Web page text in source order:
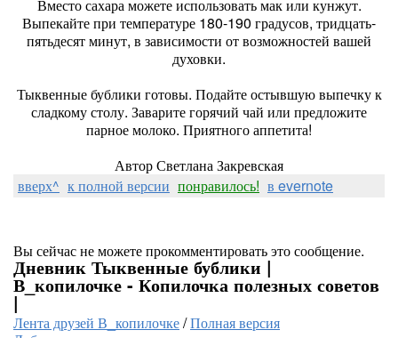
Вместо сахара можете использовать мак или кунжут.
Выпекайте при температуре 180-190 градусов, тридцать-
пятьдесят минут, в зависимости от возможностей вашей
духовки.
Тыквенные бублики готовы. Подайте остывшую выпечку к
сладкому столу. Заварите горячий чай или предложите
парное молоко. Приятного аппетита!
Автор Светлана Закревская
вверх^ к полной версии понравилось! в evernote
Вы сейчас не можете прокомментировать это сообщение.
Дневник Тыквенные бублики |
В_копилочке - Копилочка полезных советов
|
Лента друзей В_копилочке/Полная версия